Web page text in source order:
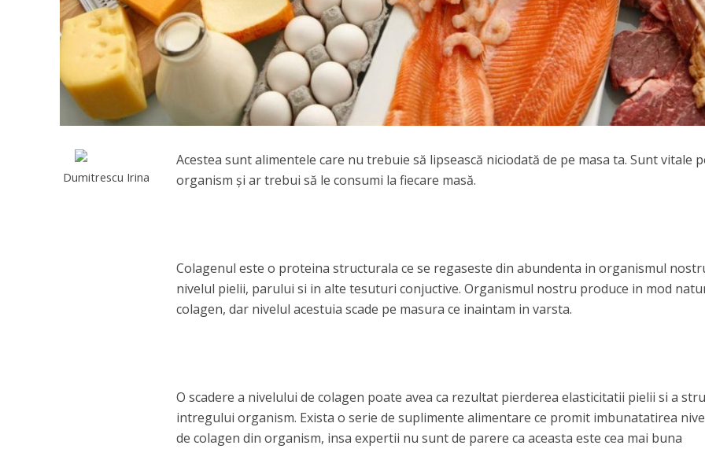
Dumitrescu Irina
Acestea sunt alimentele care nu trebuie să lipsească niciodată de pe masa ta. Sunt vitale
organism şi ar trebui să le consumi la fiecare masă.
Colagenul este o proteina structurala ce se regaseste din abundenta in organismul
nivelul pielii, parului si in alte tesuturi conjuctive. Organismul nostru produce in mod
colagen, dar nivelul acestuia scade pe masura ce inaintam in varsta.
O scadere a nivelului de colagen poate avea ca rezultat pierderea elasticitatii pielii si a
intregului organism. Exista o serie de suplimente alimentare ce promit imbunatatirea
de colagen din organism, insa expertii nu sunt de parere ca aceasta este cea mai buna